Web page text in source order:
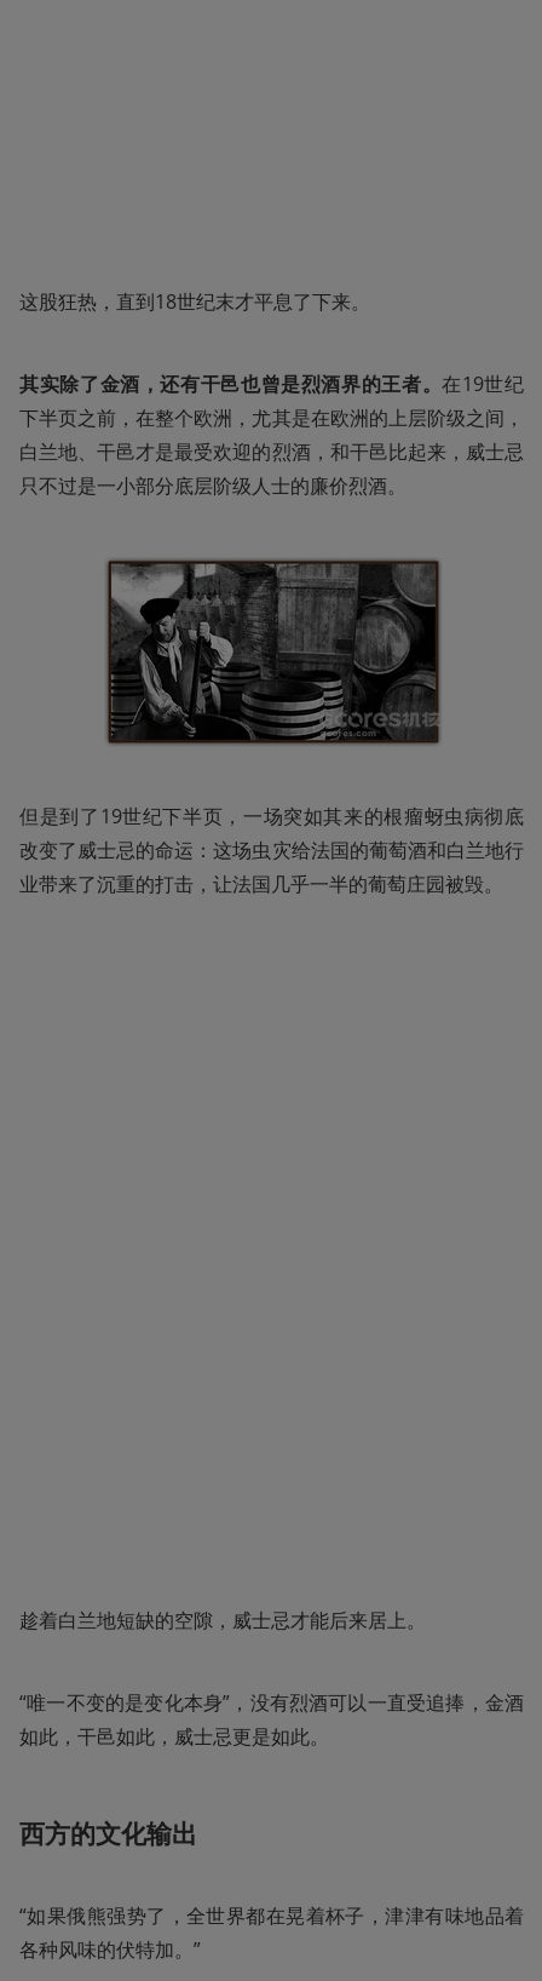
这股狂热，直到18世纪末才平息了下来。
其实除了金酒，还有干邑也曾是烈酒界的王者。在19世纪
下半页之前，在整个欧洲，尤其是在欧洲的上层阶级之间，
白兰地、干邑才是最受欢迎的烈酒，和干邑比起来，威士忌
只不过是一小部分底层阶级人士的廉价烈酒。
但是到了19世纪下半页，一场突如其来的根瘤蚜虫病彻底
改变了威士忌的命运：这场虫灾给法国的葡萄酒和白兰地行
业带来了沉重的打击，让法国几乎一半的葡萄庄园被毁。
趁着白兰地短缺的空隙，威士忌才能后来居上。
“唯一不变的是变化本身”，没有烈酒可以一直受追捧，金酒
如此，干邑如此，威士忌更是如此。
西方的文化输出
“如果俄熊强势了，全世界都在晃着杯子，津津有味地品着
各种风味的伏特加。”